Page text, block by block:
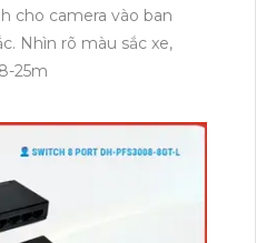
cho camera vào ban
Nhìn rõ màu sắc xe,
25m